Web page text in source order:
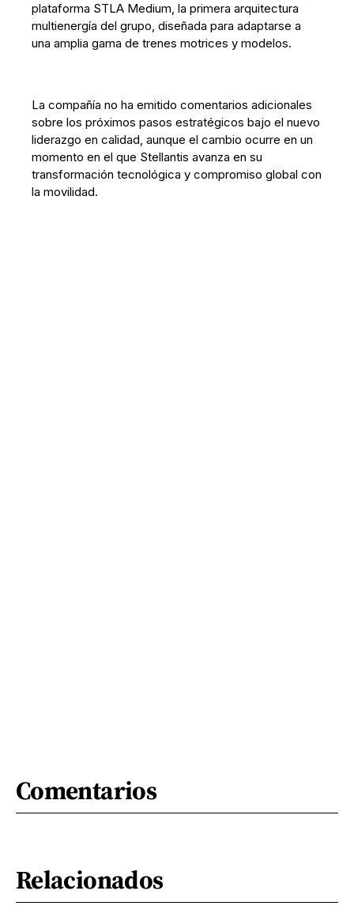
plataforma STLA Medium, la primera arquitectura
multienergía del grupo, diseñada para adaptarse a
una amplia gama de trenes motrices y modelos.
La compañía no ha emitido comentarios adicionales
sobre los próximos pasos estratégicos bajo el nuevo
liderazgo en calidad, aunque el cambio ocurre en un
momento en el que Stellantis avanza en su
transformación tecnológica y compromiso global con
la movilidad.
Comentarios
Relacionados